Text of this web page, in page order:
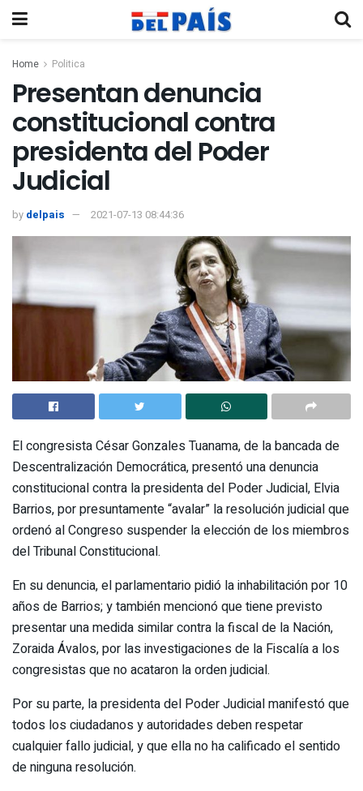
Home Politica
Presentan denuncia
constitucional contra
presidenta del Poder
Judicial
by delpais 2021-07-13 08:44:36
El congresista César Gonzales Tuanama, de la bancada de
Descentralización Democrática, presentó una denuncia
constitucional contra la presidenta del Poder Judicial, Elvia
Barrios, por presuntamente “avalar” la resolución judicial que
ordenó al Congreso suspender la elección de los miembros
del Tribunal Constitucional.
En su denuncia, el parlamentario pidió la inhabilitación por 10
años de Barrios; y también mencionó que tiene previsto
presentar una medida similar contra la fiscal de la Nación,
Zoraida Ávalos, por las investigaciones de la Fiscalía a los
congresistas que no acataron la orden judicial.
Por su parte, la presidenta del Poder Judicial manifestó que
todos los ciudadanos y autoridades deben respetar
cualquier fallo judicial, y que ella no ha calificado el sentido
de ninguna resolución.